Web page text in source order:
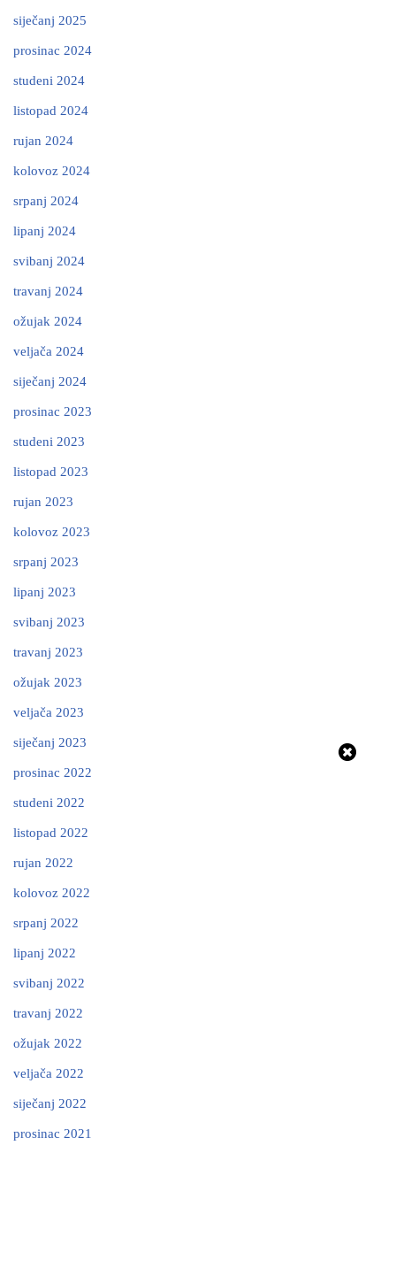
siječanj 2025
prosinac 2024
studeni 2024
listopad 2024
rujan 2024
kolovoz 2024
srpanj 2024
lipanj 2024
svibanj 2024
travanj 2024
ožujak 2024
veljača 2024
siječanj 2024
prosinac 2023
studeni 2023
listopad 2023
rujan 2023
kolovoz 2023
srpanj 2023
lipanj 2023
svibanj 2023
travanj 2023
ožujak 2023
veljača 2023
siječanj 2023
prosinac 2022
studeni 2022
listopad 2022
rujan 2022
kolovoz 2022
srpanj 2022
lipanj 2022
svibanj 2022
travanj 2022
ožujak 2022
veljača 2022
siječanj 2022
prosinac 2021